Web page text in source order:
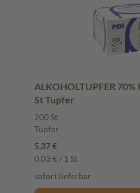
ALKOHOLTUPFER
St Tupfer
200 St
Tupfer
5,37 €
0,03 € / 1 St
sofort lieferbar